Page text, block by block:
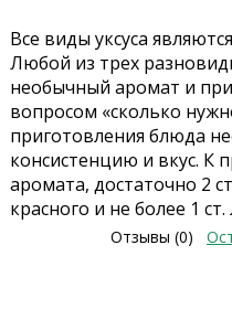
Все виды уксуса
Любой из трех
необычный аромат и
вопросом «сколько
приготовления блюда
консистенцию и вкус. К
аромата, достаточно 2
красного и не более 1
Отзывы (0)